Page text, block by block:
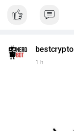
bestcrypto
1 h